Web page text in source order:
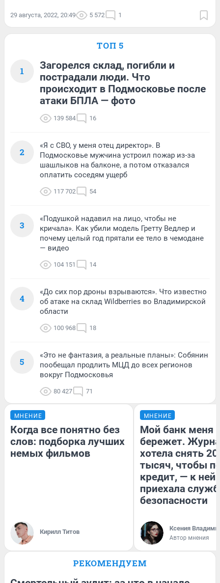
29 августа, 2022, 20:49 5 572 1
ТОП 5
1
Загорелся склад, погибли и
пострадали люди. Что
происходит в Подмосковье после
атаки БПЛА — фото
139 584 16
2
«Я с СВО, у меня отец директор». В
Подмосковье мужчина устроил пожар из-за
шашлыков на балконе, а потом отказался
оплатить соседям ущерб
117 702 54
3
«Подушкой надавил на лицо, чтобы не
кричала». Как убили модель Гретту Ведлер и
почему целый год прятали ее тело в чемодане
— видео
104 151 14
4
«До сих пор дроны взрываются». Что известно
об атаке на склад Wildberries во Владимирской
области
100 968 18
5
«Это не фантазия, а реальные планы»: Собянин
пообещал продлить МЦД до всех регионов
вокруг Подмосковья
80 427 71
МНЕНИЕ
Когда все понятно без
слов: подборка лучших
немых фильмов
Кирилл Титов
МНЕНИЕ
Мой банк меня
бережет.
хотела снять
тысяч, чтобы
кредит, — к
приехала
безопасности
Ксения
Автор мнения
РЕКОМЕНДУЕМ